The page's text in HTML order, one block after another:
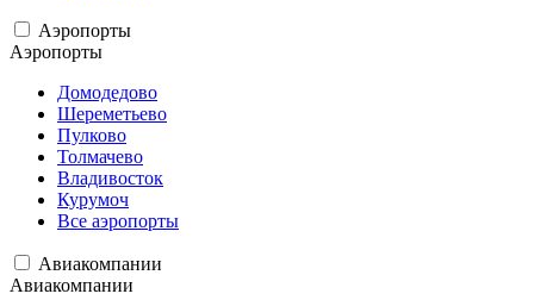
Аэропорты
Аэропорты
Домодедово
Шереметьево
Пулково
Толмачево
Владивосток
Курумоч
Все аэропорты
Авиакомпании
Авиакомпании